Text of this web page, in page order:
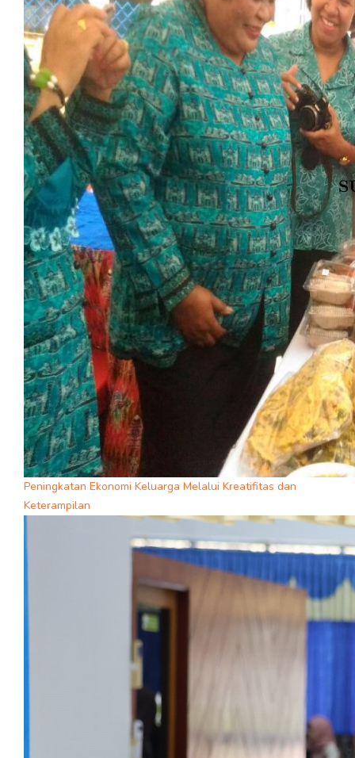
Peningkatan Ekonomi Keluarga Melalui Kreatifitas dan
Keterampilan